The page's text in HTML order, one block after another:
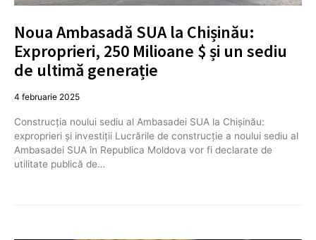
Noua Ambasadă SUA la Chișinău:
Exproprieri, 250 Milioane $ și un sediu
de ultimă generație
4 februarie 2025
Construcția noului sediu al Ambasadei SUA la Chișinău:
exproprieri și investiții Lucrările de construcție a noului sediu al
Ambasadei SUA în Republica Moldova vor fi declarate de
utilitate publică de…